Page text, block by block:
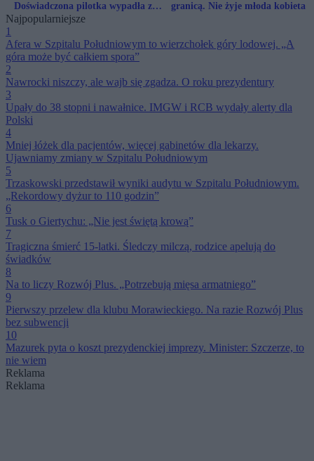
Doświadczona pilotka wypadła z
balonu
granicą. Nie żyje młoda kobieta
Najpopularniejsze
1
Afera w Szpitalu Południowym to wierzchołek góry lodowej. „A
góra może być całkiem spora”
2
Nawrocki niszczy, ale wajb się zgadza. O roku prezydentury
3
Upały do 38 stopni i nawałnice. IMGW i RCB wydały alerty dla
Polski
4
Mniej łóżek dla pacjentów, więcej gabinetów dla lekarzy.
Ujawniamy zmiany w Szpitalu Południowym
5
Trzaskowski przedstawił wyniki audytu w Szpitalu Południowym.
„Rekordowy dyżur to 110 godzin”
6
Tusk o Giertychu: „Nie jest świętą krową”
7
Tragiczna śmierć 15-latki. Śledczy milczą, rodzice apelują do
świadków
8
Na to liczy Rozwój Plus. „Potrzebują mięsa armatniego”
9
Pierwszy przelew dla klubu Morawieckiego. Na razie Rozwój Plus
bez subwencji
10
Mazurek pyta o koszt prezydenckiej imprezy. Minister: Szczerze, to
nie wiem
Reklama
Reklama